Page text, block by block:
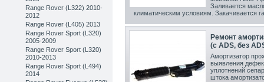
Range Rover (L322) 2010-
2012
Range Rover (L405) 2013
Range Rover Sport (L320)
2005-2009
Range Rover Sport (L320)
2010-2013
Range Rover Sport (L494)
2014
Заливается
климатическим условиям. Закачивается
Ремонт
(с ADS, без
Амортизатор
выявления
уплотнений
штока